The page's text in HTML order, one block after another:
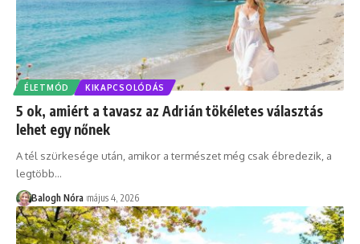
ÉLETMÓD KIKAPCSOLÓDÁS
5 ok, amiért a tavasz az Adrián tökéletes választás
lehet egy nőnek
A tél szürkesége után, amikor a természet még csak ébredezik, a
legtöbb…
Balogh Nóra május 4, 2026